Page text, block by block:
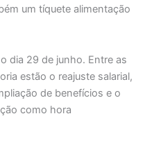
um tíquete alimentação
dia 29 de junho. Entre as
estão o reajuste salarial,
de benefícios e o
como hora